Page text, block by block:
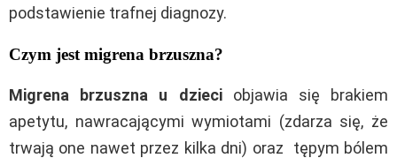
podstawienie trafnej diagnozy.
Czym jest migrena brzuszna?
Migrena brzuszna u dzieciobjawia się brakiem
apetytu, nawracającymi wymiotami (zdarza się, że
trwają one nawet przez kilka dni) oraz tępym bólem